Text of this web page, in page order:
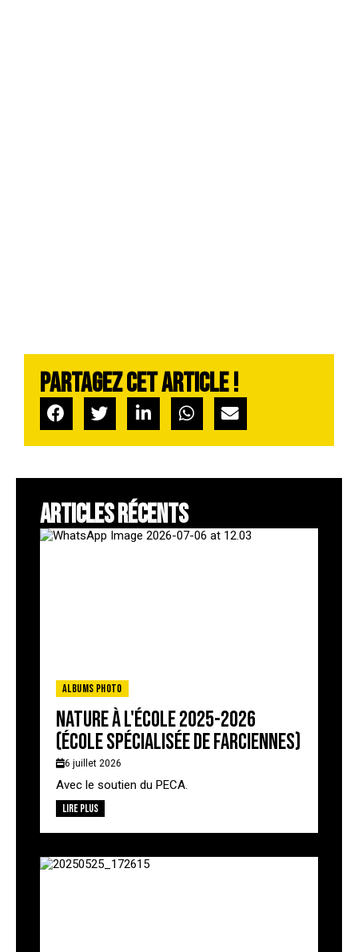
Partagez cet article !
ARTICLES RÉCENTS
Albums photo
Nature à l'école 2025-2026
(école spécialisée de Farciennes)
6 juillet 2026
Avec le soutien du PECA.
Lire plus